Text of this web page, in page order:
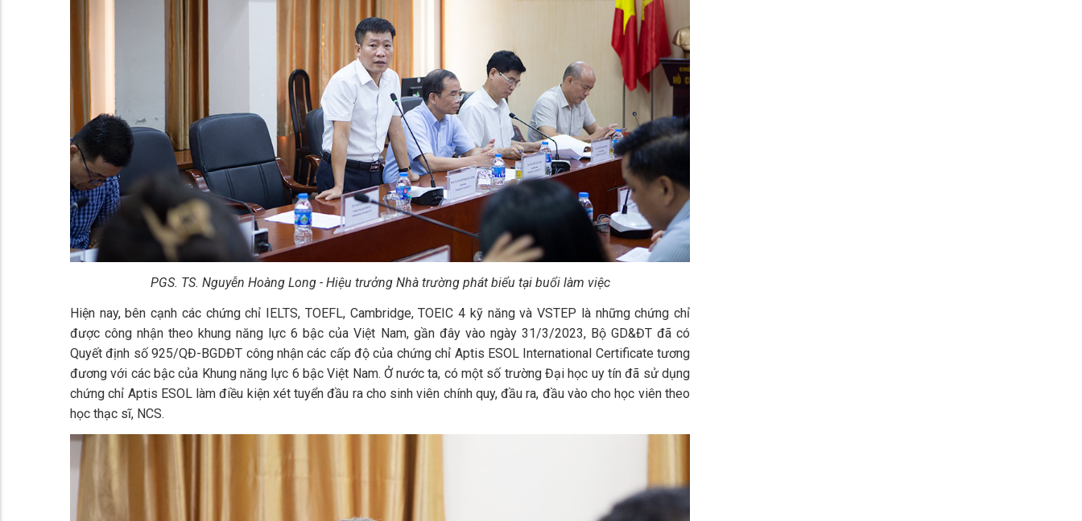
PGS. TS. Nguyễn Hoàng Long - Hiệu trưởng Nhà trường phát biểu tại buổi làm việc
Hiện nay, bên cạnh các chứng chỉ IELTS, TOEFL, Cambridge, TOEIC 4 kỹ năng và VSTEP là những chứng chỉ
được công nhận theo khung năng lực 6 bậc của Việt Nam, gần đây vào ngày 31/3/2023, Bộ GD&ĐT đã có
Quyết định số 925/QĐ-BGDĐT công nhận các cấp độ của chứng chỉ Aptis ESOL International Certificate tương
đương với các bậc của Khung năng lực 6 bậc Việt Nam. Ở nước ta, có một số trường Đại học uy tín đã sử dụng
chứng chỉ Aptis ESOL làm điều kiện xét tuyển đầu ra cho sinh viên chính quy, đầu ra, đầu vào cho học viên theo
học thạc sĩ, NCS.